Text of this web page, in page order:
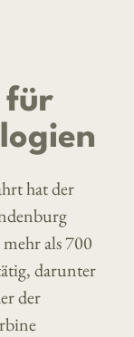
für
hat der
als 700
darunter
der